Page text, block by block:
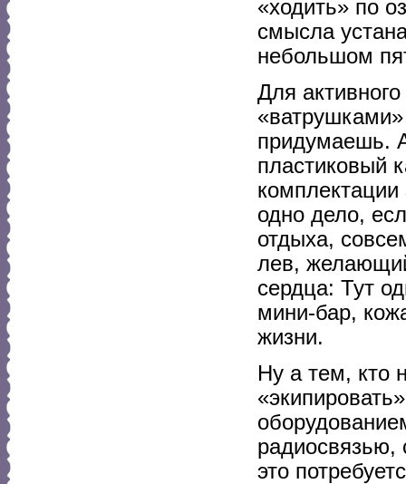
«ходить» по
смысла
небольшом
Для
придумаешь.
пластиковый
одно дело,
отдыха,
лев,
сердца: Тут
мини-бар,
жизни.
Ну а тем, кто
радиосвязью,
это